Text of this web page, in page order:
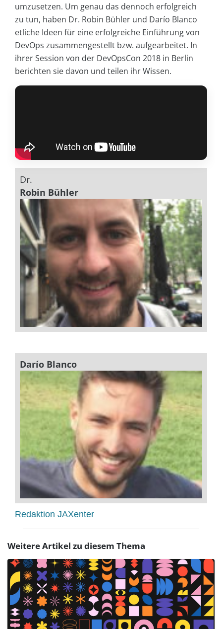
umzusetzen. Um genau das dennoch erfolgreich
zu tun, haben Dr. Robin Bühler und Darío Blanco
etliche Ideen für eine erfolgreiche Einführung von
DevOps zusammengestellt bzw. aufgearbeitet. In
ihrer Session von der DevOpsCon 2018 in Berlin
berichten sie davon und teilen ihr Wissen.
Dr.
Robin Bühler
Darío Blanco
Redaktion JAXenter
Weitere Artikel zu diesem Thema